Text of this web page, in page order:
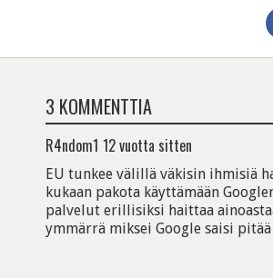
3 KOMMENTTIA
R4ndom1 12 vuotta sitten
EU tunkee välillä väkisin ihmisiä
kukaan pakota käyttämään
palvelut erillisiksi haittaa
ymmärrä miksei Google saisi